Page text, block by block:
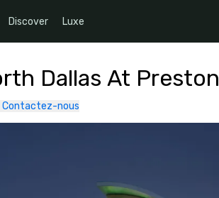
Discover Luxe
Dallas At Preston
Contactez-nous